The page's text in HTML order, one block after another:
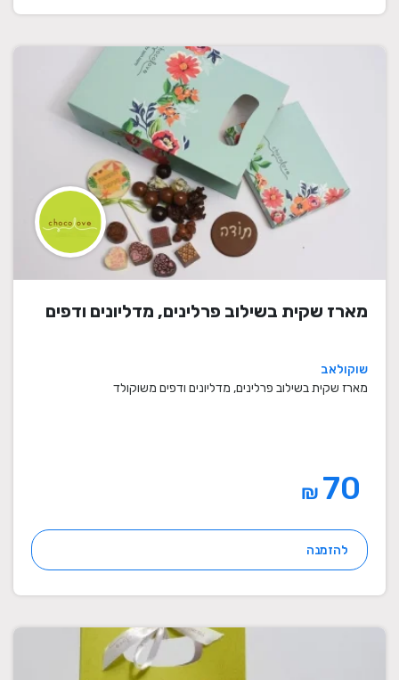
מארז שקית בשילוב פרלינים, מדליונים ודפים
שוקולאב
מארז שקית בשילוב פרלינים, מדליונים ודפים משוקולד
₪
להזמנה